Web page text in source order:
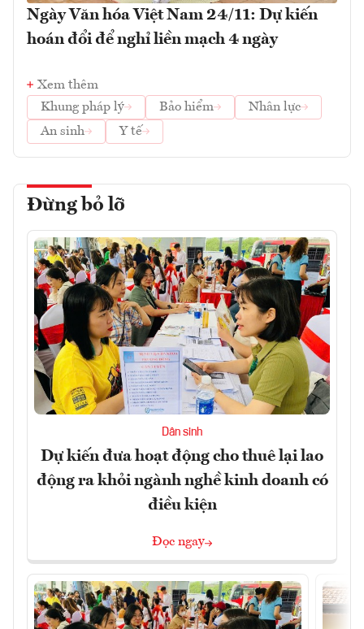
Ngày Văn hóa Việt Nam 24/11: Dự kiến
hoán đổi để nghỉ liền mạch 4 ngày
Xem thêm
Khung pháp lý
Bảo hiểm
Nhân lực
An sinh
Y tế
Đừng bỏ lỡ
Dân sinh
Dự kiến đưa hoạt động cho thuê lại lao
động ra khỏi ngành nghề kinh doanh có
điều kiện
Đọc ngay